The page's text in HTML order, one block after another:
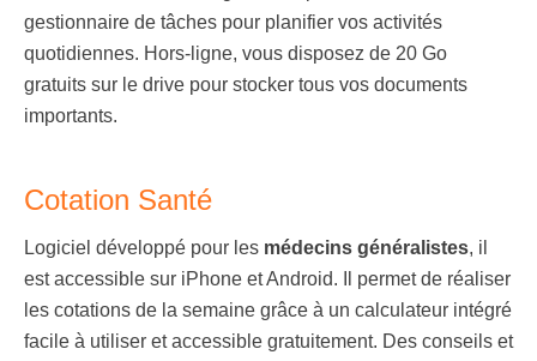
gestionnaire de tâches pour planifier vos activités
quotidiennes. Hors-ligne, vous disposez de 20 Go
gratuits sur le drive pour stocker tous vos documents
importants.
Cotation Santé
Logiciel développé pour les médecins généralistes, il
est accessible sur iPhone et Android. Il permet de réaliser
les cotations de la semaine grâce à un calculateur intégré
facile à utiliser et accessible gratuitement. Des conseils et